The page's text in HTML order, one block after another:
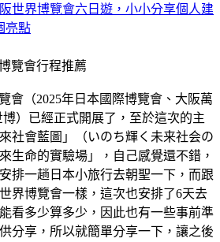
阪世界博覽會六日遊，小小分享個人建
亮點
會（2025年日本國際博覽會、大阪萬
博）已經正式開展了，至於這次的主
社會藍圖」（いのち輝く未来社会の
生命的實驗場」，自己感覺還不錯，
排一趟日本小旅行去朝聖一下，而跟
界博覽會一樣，這次也安排了6天去
看多少算多少，因此也有一些事前準
分享，所以就簡單分享一下，讓之後